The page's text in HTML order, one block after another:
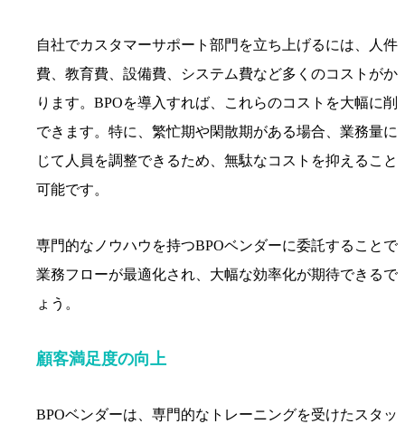
自社でカスタマーサポート部門を立ち上げるには、人件
費、教育費、設備費、システム費など多くのコストがか
ります。BPOを導入すれば、これらのコストを大幅に削
できます。特に、繁忙期や閑散期がある場合、業務量に
じて人員を調整できるため、無駄なコストを抑えること
可能です。
専門的なノウハウを持つBPOベンダーに委託することで
業務フローが最適化され、大幅な効率化が期待できるで
ょう。
顧客満足度の向上
BPOベンダーは、専門的なトレーニングを受けたスタッ